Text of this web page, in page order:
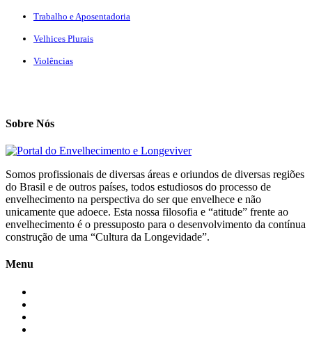
Trabalho e Aposentadoria
Velhices Plurais
Violências
Sobre Nós
Somos profissionais de diversas áreas e oriundos de diversas regiões
do Brasil e de outros países, todos estudiosos do processo de
envelhecimento na perspectiva do ser que envelhece e não
unicamente que adoece. Esta nossa filosofia e “atitude” frente ao
envelhecimento é o pressuposto para o desenvolvimento da contínua
construção de uma “Cultura da Longevidade”.
Menu